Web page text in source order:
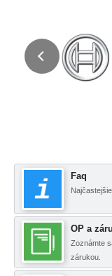
Faq
OP a
Zoznámte
zárukou.